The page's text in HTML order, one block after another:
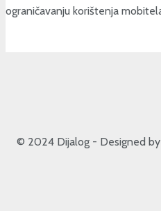
ograničavanju korištenja
© 2024 Dijalog - Designed by